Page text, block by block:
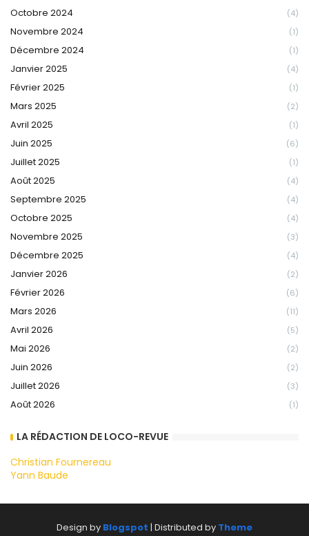
Octobre 2024 (4)
Novembre 2024 (1)
Décembre 2024 (1)
Janvier 2025 (4)
Février 2025 (1)
Mars 2025 (2)
Avril 2025 (1)
Juin 2025 (6)
Juillet 2025 (1)
Août 2025 (4)
Septembre 2025 (4)
Octobre 2025 (4)
Novembre 2025 (3)
Décembre 2025 (4)
Janvier 2026 (2)
Février 2026 (6)
Mars 2026 (11)
Avril 2026 (5)
Mai 2026 (2)
Juin 2026 (2)
Juillet 2026 (3)
Août 2026 (1)
LA RÉDACTION DE LOCO-REVUE
Christian Fournereau
Yann Baude
Design by Blogspot | Distributed by Theme